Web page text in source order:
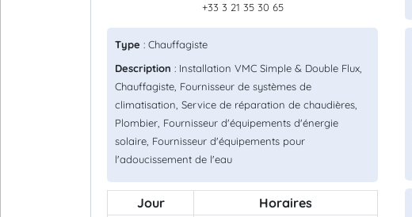
+33 3 21 35 30 65
Type : Chauffagiste
Description : Installation VMC Simple & Double Flux,
Chauffagiste, Fournisseur de systèmes de
climatisation, Service de réparation de chaudières,
Plombier, Fournisseur d'équipements d'énergie
solaire, Fournisseur d'équipements pour
l'adoucissement de l'eau
Jour
Horaires